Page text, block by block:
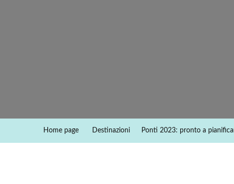
Home page Destinazioni Ponti 2023: pronto a